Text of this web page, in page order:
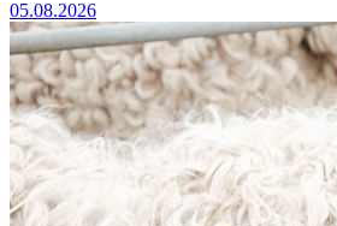
05.08.2026